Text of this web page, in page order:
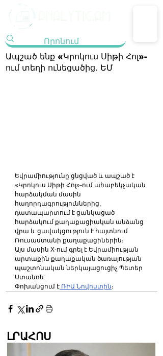
Ապշած ենք «Կրոկուս Սիթի Հոլ»-
ում տեղի ունեցածից․ ԵՄ
Եվրամիությունը ցնցված և ապշած է
«Կրոկուս Սիթի Հոլ»-ում ահաբեկչական
հարձակման մասին
հաղորդագրություններից,
դատապարտում է ցանկացած
հարձակում քաղաքացիական անձանց
վրա և ցավակցություն է հայտնում
Ռուսաստանի քաղաքացիներին։
Այս մասին X-ում գրել է Եվրամիության
արտաքին քաղաքական ծառայության
պաշտոնական ներկայացուցիչ Պետեր
Ստանոն:
Փոխանցում է ՌԻԱ Նովոստին։
ԼՐԱՀՈՍ